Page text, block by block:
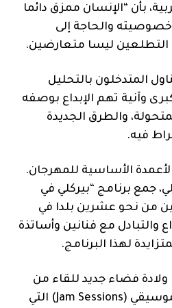
بأن “الإنسان ممزق دائما
خصوصيته والحاجة إلى
التطلعين ليسا متعارضين.
المتدخلون بالتحليل
وآنية تهم الإبداع بوصفه
والطرق الجديدة
فيه.
الأساسية للمهرجان.
جمع برنامج “بيركلي في
من نحو عشرين بلدا في
والتبادل مع فنانين وأساتذة
لهذا البرنامج.
فضاء جديد للقاء من
خلال جلسات الارتجال الموسيقي (Jam Sessions) التي